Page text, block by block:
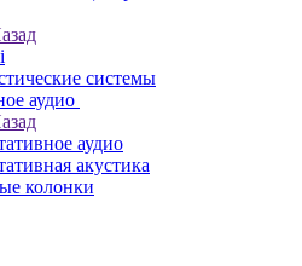
системы
аудио
аудио
акустика
колонки